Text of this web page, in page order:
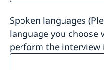
Spoken languages
language you choose
perform the interview